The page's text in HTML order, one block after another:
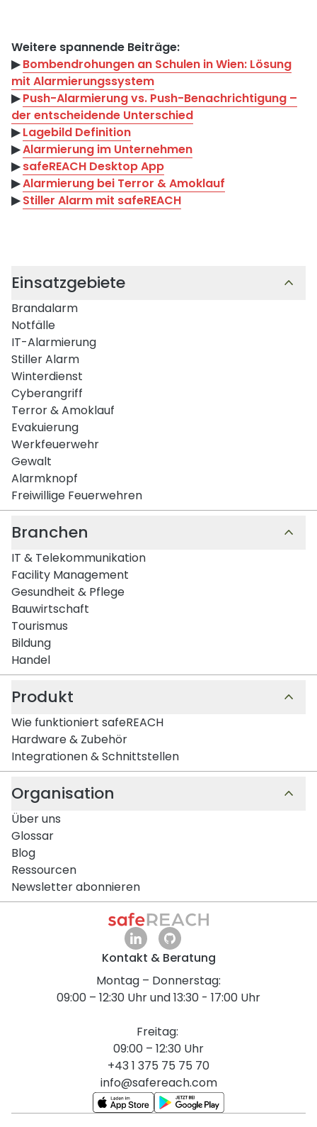
Weitere spannende Beiträge:
▶︎Bombendrohungen an Schulen in Wien: Lösung
mit Alarmierungssystem
▶︎Push-Alarmierung vs. Push-Benachrichtigung –
der entscheidende Unterschied
▶︎Lagebild Definition
▶︎Alarmierung im Unternehmen
▶︎safeREACH Desktop App
▶︎Alarmierung bei Terror & Amoklauf
▶︎Stiller Alarm mit safeREACH
Einsatzgebiete
Brandalarm
Notfälle
IT-Alarmierung
Stiller Alarm
Winterdienst
Cyberangriff
Terror & Amoklauf
Evakuierung
Werkfeuerwehr
Gewalt
Alarmknopf
Freiwillige Feuerwehren
Branchen
IT & Telekommunikation
Facility Management
Gesundheit & Pflege
Bauwirtschaft
Tourismus
Bildung
Handel
Produkt
Wie funktioniert safeREACH
Hardware & Zubehör
Integrationen & Schnittstellen
Organisation
Über uns
Glossar
Blog
Ressourcen
Newsletter abonnieren
Kontakt & Beratung
Montag – Donnerstag:
09:00 – 12:30 Uhr und 13:30 - 17:00 Uhr
Freitag:
09:00 – 12:30 Uhr
+43 1 375 75 75 70
info@safereach.com